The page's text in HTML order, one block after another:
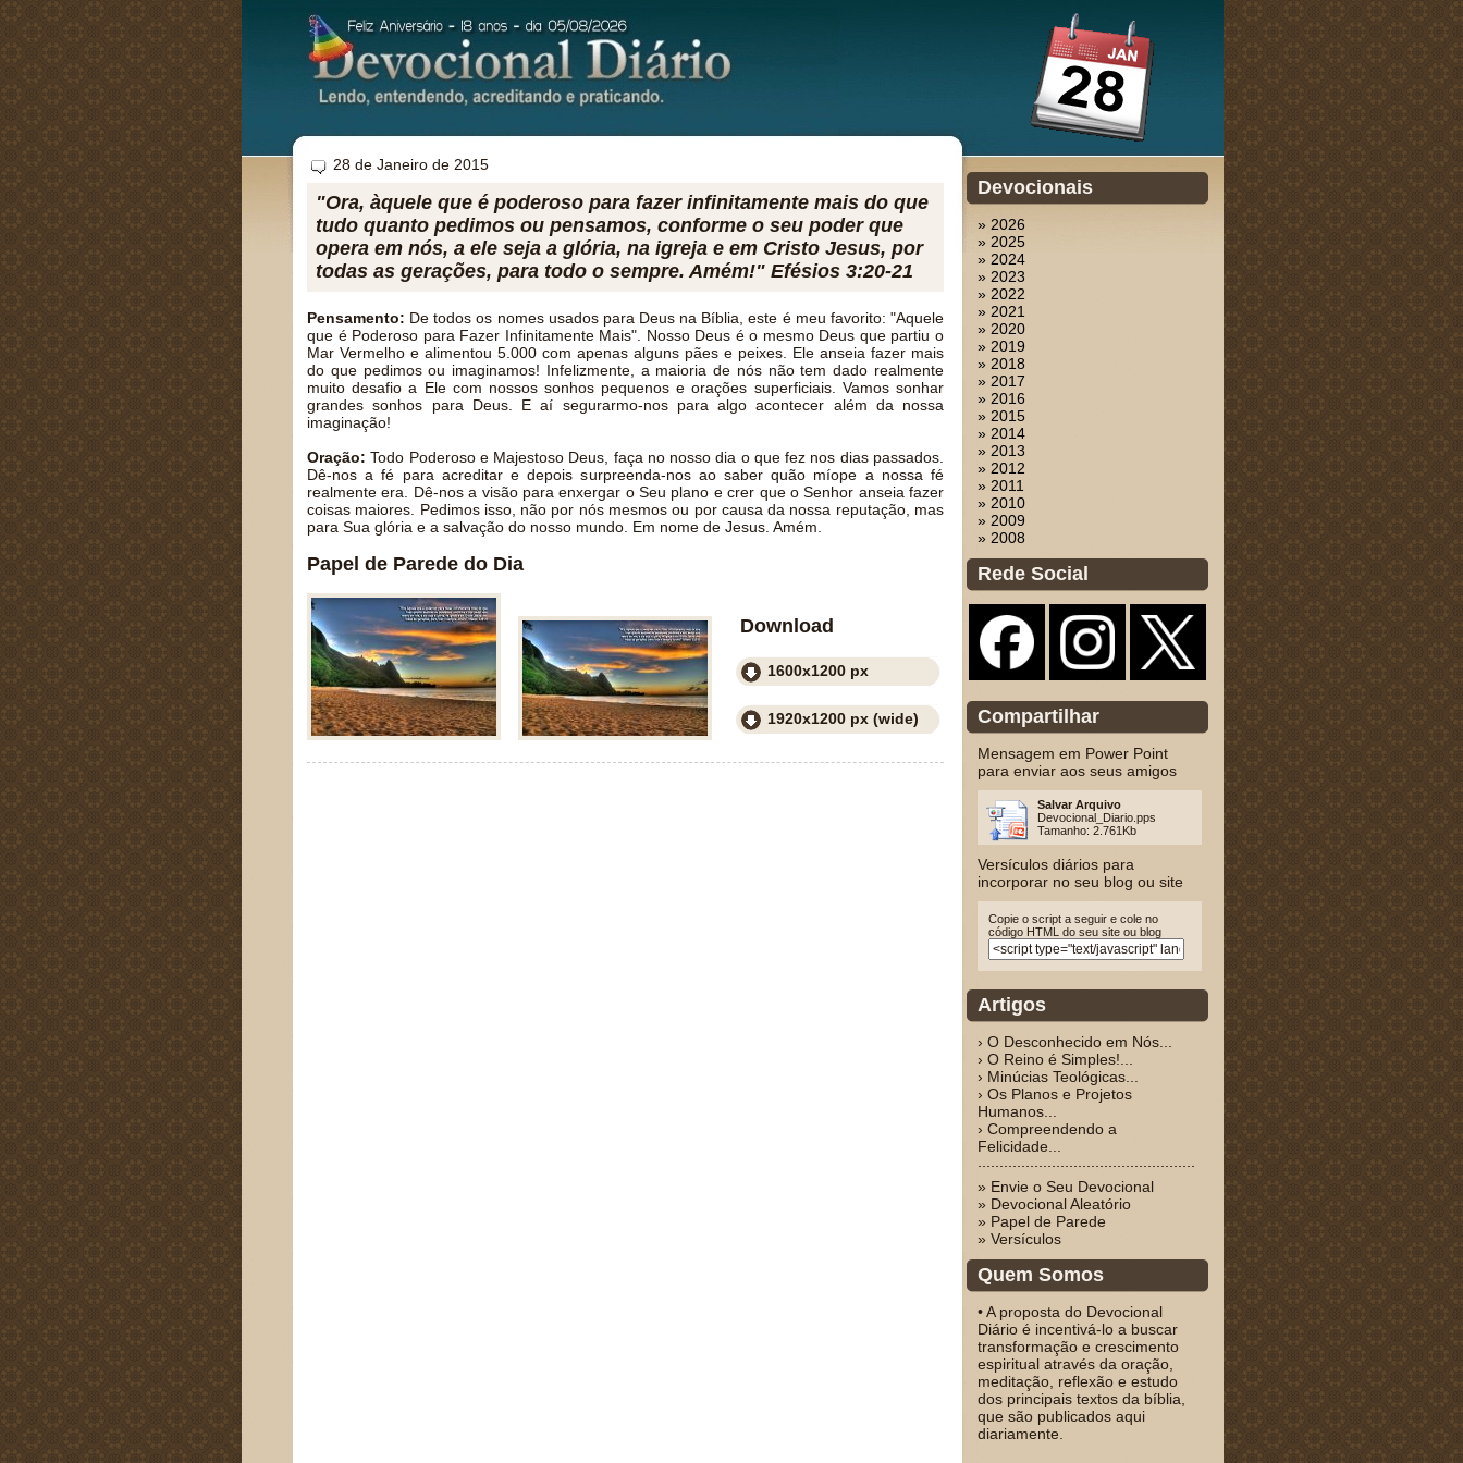
28 de Janeiro de 2015
"Ora, àquele que é poderoso para fazer infinitamente mais do que
tudo quanto pedimos ou pensamos, conforme o seu poder que
opera em nós, a ele seja a glória, na igreja e em Cristo Jesus, por
todas as gerações, para todo o sempre. Amém!" Efésios 3:20-21
Pensamento: De todos os nomes usados para Deus na Bíblia, este é meu favorito: "Aquele
que é Poderoso para Fazer Infinitamente Mais". Nosso Deus é o mesmo Deus que partiu o
Mar Vermelho e alimentou 5.000 com apenas alguns pães e peixes. Ele anseia fazer mais
do que pedimos ou imaginamos! Infelizmente, a maioria de nós não tem dado realmente
muito desafio a Ele com nossos sonhos pequenos e orações superficiais. Vamos sonhar
grandes sonhos para Deus. E aí segurarmo-nos para algo acontecer além da nossa
imaginação!
Oração: Todo Poderoso e Majestoso Deus, faça no nosso dia o que fez nos dias passados.
Dê-nos a fé para acreditar e depois surpreenda-nos ao saber quão míope a nossa fé
realmente era. Dê-nos a visão para enxergar o Seu plano e crer que o Senhor anseia fazer
coisas maiores. Pedimos isso, não por nós mesmos ou por causa da nossa reputação, mas
para Sua glória e a salvação do nosso mundo. Em nome de Jesus. Amém.
Papel de Parede do Dia
Download
1600x1200 px
1920x1200 px (wide)
Devocionais
» 2026
» 2025
» 2024
» 2023
» 2022
» 2021
» 2020
» 2019
» 2018
» 2017
» 2016
» 2015
» 2014
» 2013
» 2012
» 2011
» 2010
» 2009
» 2008
Rede Social
Compartilhar
Mensagem em Power Point
para enviar aos seus amigos
Salvar Arquivo
Devocional_Diario.pps
Tamanho: 2.761Kb
Versículos diários para
incorporar no seu blog ou site
Copie o script a seguir e cole no
código HTML do seu site ou blog
Artigos
› O Desconhecido em Nós...
› O Reino é Simples!...
› Minúcias Teológicas...
› Os Planos e Projetos
Humanos...
› Compreendendo a
Felicidade...
» Envie o Seu Devocional
» Devocional Aleatório
» Papel de Parede
» Versículos
Quem Somos
• A proposta do Devocional
Diário é incentivá-lo a buscar
transformação e crescimento
espiritual através da oração,
meditação, reflexão e estudo
dos principais textos da bíblia,
que são publicados aqui
diariamente.